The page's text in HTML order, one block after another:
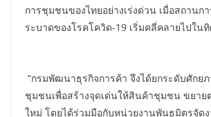
การชุมชนของไทยอย่างเร่งด่วน เมื่อสถานก
ระบาดของโรคโควิด-19 เริ่มคลี่คลายไปใน
“กรมพัฒนาธุรกิจการค้า จึงได้ยกระดับศักย
ชุมชนเพื่อสร้างจุดเด่นให้สินค้าชุมชน ขยาย
ใหม่ โดยได้ร่วมมือกับหน่วยงานพันธมิตรจัด